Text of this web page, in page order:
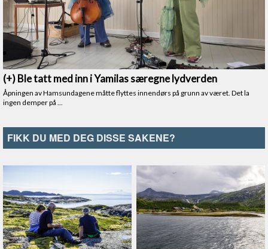
FIKK DU MED DEG DISSE SAKENE?